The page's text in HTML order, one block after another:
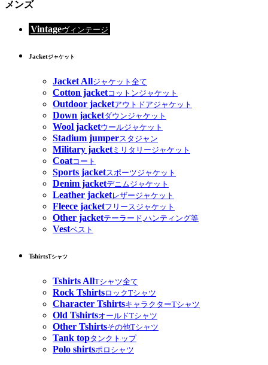
メンズ
Vintageヴィンテージ
Jacketジャケット
Jacket Allジャケット全て
Cotton jacketコットンジャケット
Outdoor jacketアウトドアジャケット
Down jacketダウンジャケット
Wool jacketウールジャケット
Stadium jumperスタジャン
Military jacketミリタリージャケット
Coatコート
Sports jacketスポーツジャケット
Denim jacketデニムジャケット
Leather jacketレザージャケット
Fleece jacketフリースジャケット
Other jacketテーラード,ハンティング等
Vestベスト
TshirtsTシャツ
Tshirts AllTシャツ全て
Rock TshirtsロックTシャツ
Character TshirtsキャラクターTシャツ
Old TshirtsオールドTシャツ
Other Tshirtsその他Tシャツ
Tank topタンクトップ
Polo shirtsポロシャツ